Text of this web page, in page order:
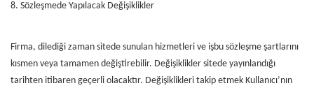
8. Sözleşmede Yapılacak Değişiklikler
Firma, dilediği zaman sitede sunulan hizmetleri ve işbu sözleşme şartlarını
kısmen veya tamamen değiştirebilir. Değişiklikler sitede yayınlandığı
tarihten itibaren geçerli olacaktır. Değişiklikleri takip etmek Kullanıcı’nın